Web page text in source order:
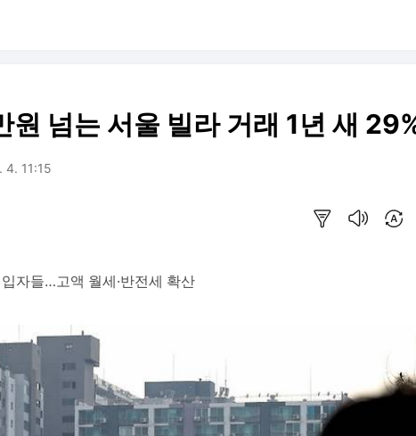
원 넘는 서울 빌라 거래 1년 새
4. 11:15
자들…고액 월세·반전세 확산